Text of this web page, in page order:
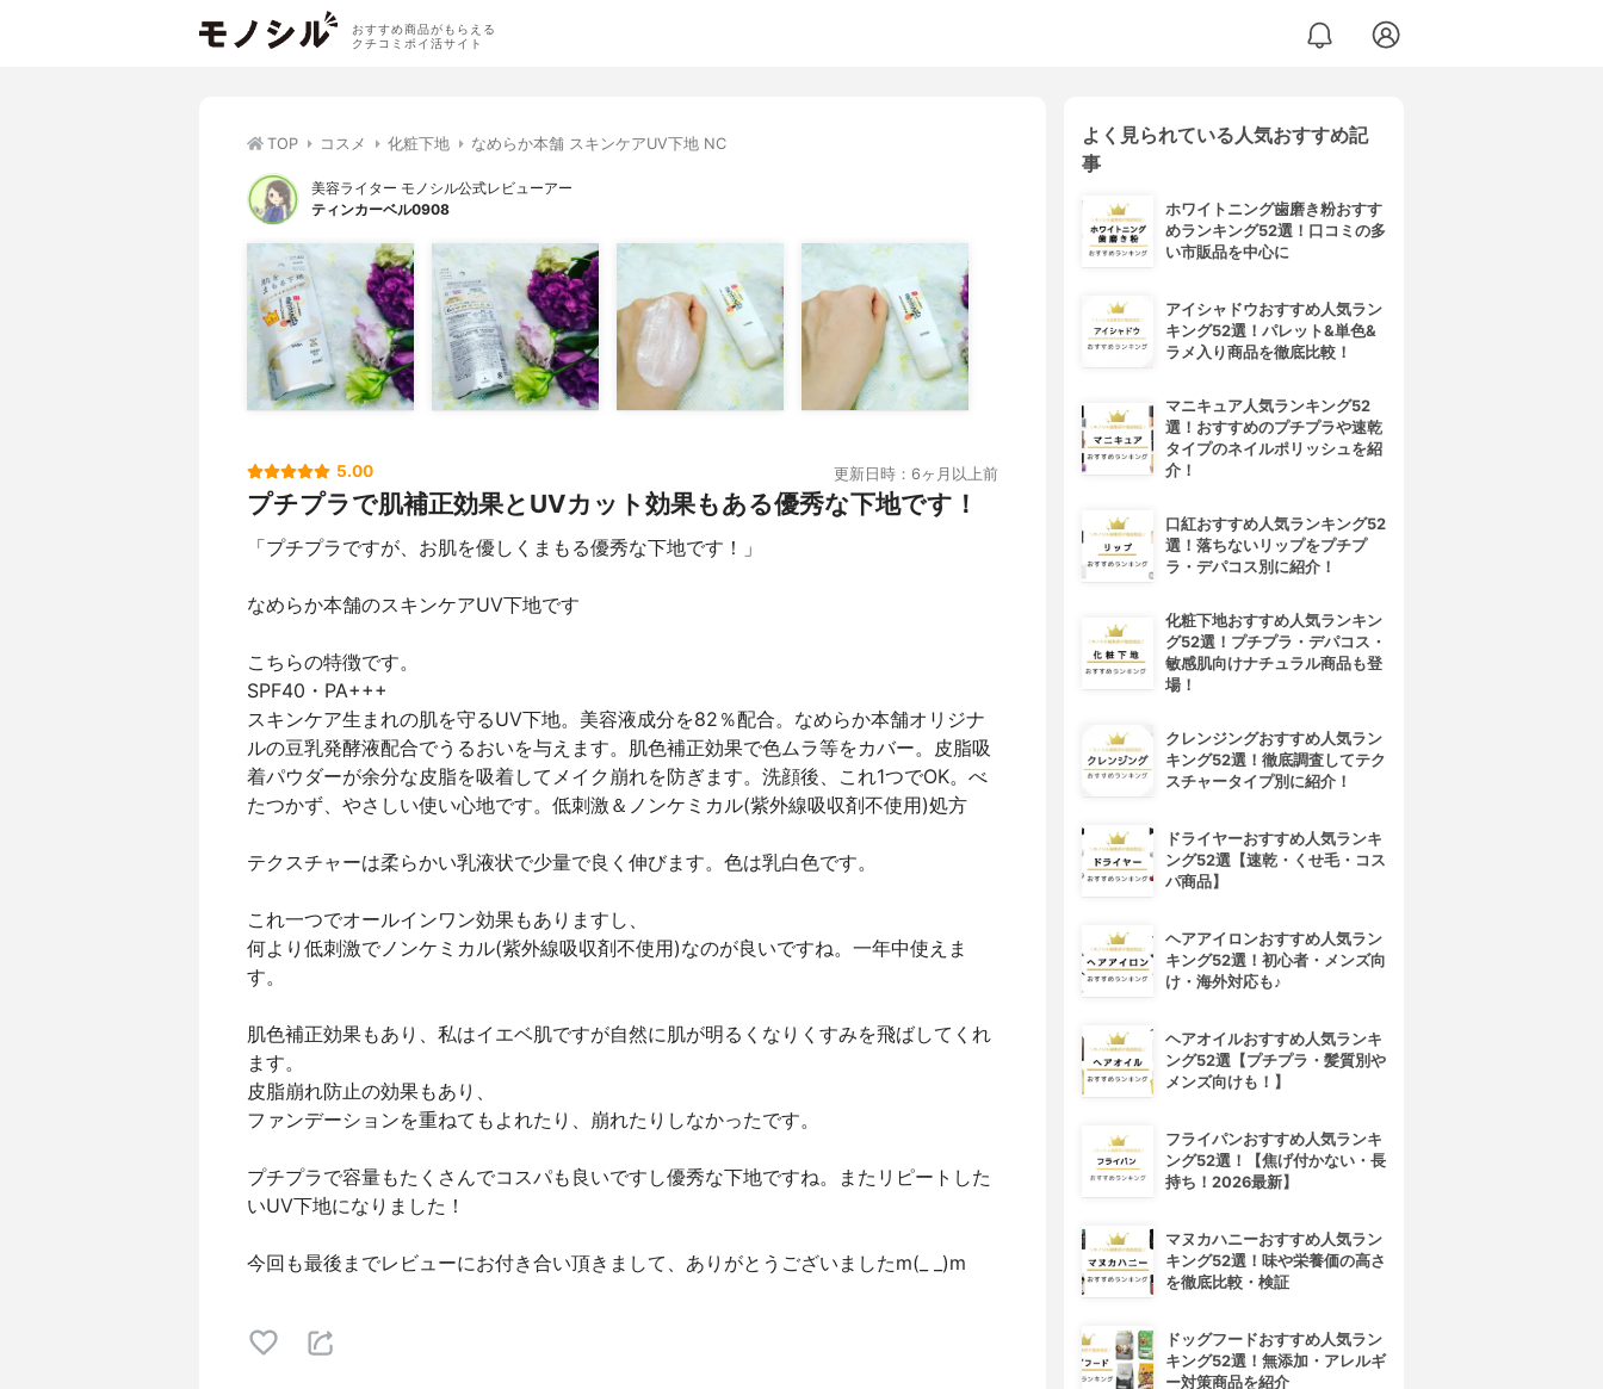
おすすめ商品がもらえる
クチコミポイ活サイト
TOP コスメ 化粧下地 なめらか本舗 スキンケアUV下地 NC
美容ライター モノシル公式レビューアー
ティンカーベル0908
5.00 更新日時：6ヶ月以上前
プチプラで肌補正効果とUVカット効果もある優秀な下地です！
「プチプラですが、お肌を優しくまもる優秀な下地です！」
なめらか本舗のスキンケアUV下地です
こちらの特徴です。
SPF40・PA+++
スキンケア生まれの肌を守るUV下地。美容液成分を82％配合。なめらか本舗オリジナ
ルの豆乳発酵液配合でうるおいを与えます。肌色補正効果で色ムラ等をカバー。皮脂吸
着パウダーが余分な皮脂を吸着してメイク崩れを防ぎます。洗顔後、これ1つでOK。べ
たつかず、やさしい使い心地です。低刺激＆ノンケミカル(紫外線吸収剤不使用)処方
テクスチャーは柔らかい乳液状で少量で良く伸びます。色は乳白色です。
これ一つでオールインワン効果もありますし、
何より低刺激でノンケミカル(紫外線吸収剤不使用)なのが良いですね。一年中使えま
す。
肌色補正効果もあり、私はイエベ肌ですが自然に肌が明るくなりくすみを飛ばしてくれ
ます。
皮脂崩れ防止の効果もあり、
ファンデーションを重ねてもよれたり、崩れたりしなかったです。
プチプラで容量もたくさんでコスパも良いですし優秀な下地ですね。またリピートした
いUV下地になりました！
今回も最後までレビューにお付き合い頂きまして、ありがとうございましたm(_ _)m
よく見られている人気おすすめ記
事
ホワイトニング歯磨き粉おすす
めランキング52選！口コミの多
い市販品を中心に
アイシャドウおすすめ人気ラン
キング52選！パレット&単色&
ラメ入り商品を徹底比較！
マニキュア人気ランキング52
選！おすすめのプチプラや速乾
タイプのネイルポリッシュを紹
介！
口紅おすすめ人気ランキング52
選！落ちないリップをプチプ
ラ・デパコス別に紹介！
化粧下地おすすめ人気ランキン
グ52選！プチプラ・デパコス・
敏感肌向けナチュラル商品も登
場！
クレンジングおすすめ人気ラン
キング52選！徹底調査してテク
スチャータイプ別に紹介！
ドライヤーおすすめ人気ランキ
ング52選【速乾・くせ毛・コス
パ商品】
ヘアアイロンおすすめ人気ラン
キング52選！初心者・メンズ向
け・海外対応も♪
ヘアオイルおすすめ人気ランキ
ング52選【プチプラ・髪質別や
メンズ向けも！】
フライパンおすすめ人気ランキ
ング52選！【焦げ付かない・長
持ち！2026最新】
マヌカハニーおすすめ人気ラン
キング52選！味や栄養価の高さ
を徹底比較・検証
ドッグフードおすすめ人気ラン
キング52選！無添加・アレルギ
ー対策商品を紹介